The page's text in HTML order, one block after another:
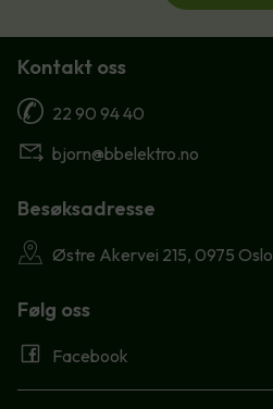
Kontakt oss
22 90 94 40
bjorn@bbelektro.no
Besøksadresse
Østre Akervei 215, 0975 Oslo
Følg oss
Facebook